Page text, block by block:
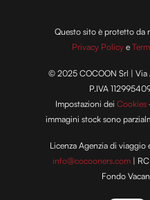
Questo sito è protetto da
Privacy Policy e
© 2025 COCOON Srl | Via
P.IVA
Impostazioni deiCookies
immagini stock sono
Licenza Agenzia di viaggio
info@cocooners.com |
Fondo